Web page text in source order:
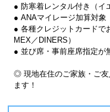
● 防寒着レンタル付き（イ
● ANAマイレージ加算対象
● 各種クレジットカード
MEX／DINERS）
● 並び席・事前座席指定が
◎ 現地在住のご家族・ご友
ます！